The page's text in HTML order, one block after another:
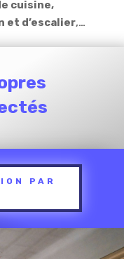
cuisine,
et d’escalier,…
PAR